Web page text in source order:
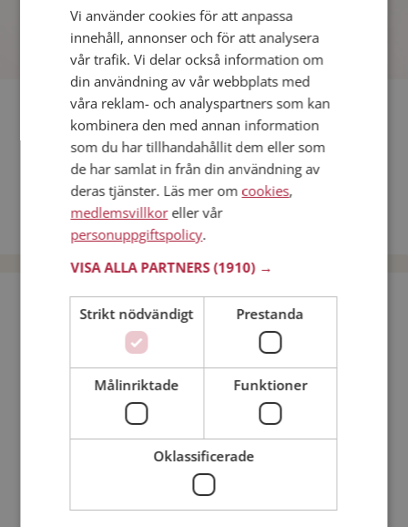
Fler singlar
Fler singelkvinnor från Timrå:Isas, kaltblut,Alva4
Män från Timrå
Dejta kvinnor i Sverige
Dejta män i Sverige
Bli medlem utan kostnad!
Min ålder:
Vi använder cookies för att anpassa
innehåll, annonser och för att analysera
vår trafik. Vi delar också information om
din användning av vår webbplats med
våra reklam- och analyspartners som kan
kombinera den med annan information
som du har tillhandahållit dem eller som
de har samlat in från din användning av
deras tjänster. Läs mer om cookies,
medlemsvillkoreller vår
personuppgiftspolicy.
VISA ALLA PARTNERS(1910) →
Strikt nödvändigt Prestanda
Målinriktade Funktioner
Oklassificerade